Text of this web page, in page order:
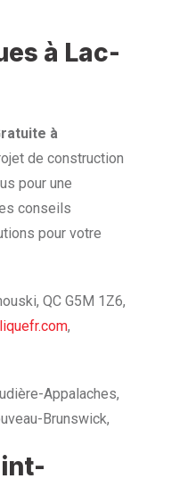
à Lac-
à
de construction
pour une
conseils
pour votre
QC G5M 1Z6,
,
Appalaches,
Brunswick,